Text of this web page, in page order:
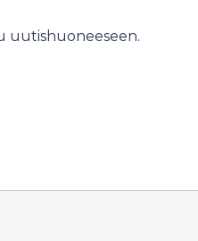
uutishuoneeseen.